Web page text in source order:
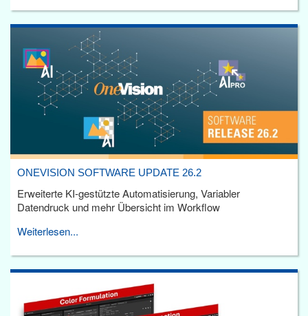
ONEVISION SOFTWARE UPDATE 26.2
Erweiterte KI-gestützte Automatisierung, Variabler
Datendruck und mehr Übersicht im Workflow
Weiterlesen...